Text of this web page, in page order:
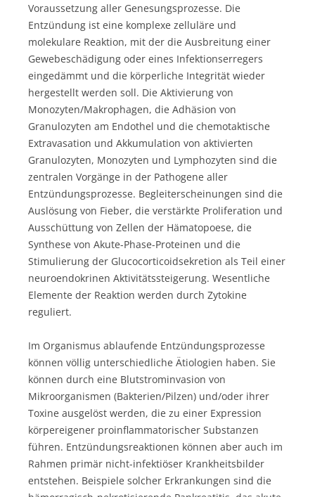
Voraussetzung aller Genesungsprozesse. Die
Entzündung ist eine komplexe zelluläre und
molekulare Reaktion, mit der die Ausbreitung einer
Gewebeschädigung oder eines Infektionserregers
eingedämmt und die körperliche Integrität wieder
hergestellt werden soll. Die Aktivierung von
Monozyten/Makrophagen, die Adhäsion von
Granulozyten am Endothel und die chemotaktische
Extravasation und Akkumulation von aktivierten
Granulozyten, Monozyten und Lymphozyten sind die
zentralen Vorgänge in der Pathogene aller
Entzündungsprozesse. Begleiterscheinungen sind die
Auslösung von Fieber, die verstärkte Proliferation und
Ausschüttung von Zellen der Hämatopoese, die
Synthese von Akute-Phase-Proteinen und die
Stimulierung der Glucocorticoidsekretion als Teil einer
neuroendokrinen Aktivitätssteigerung. Wesentliche
Elemente der Reaktion werden durch Zytokine
reguliert.
Im Organismus ablaufende Entzündungsprozesse
können völlig unterschiedliche Ätiologien haben. Sie
können durch eine Blutstrominvasion von
Mikroorganismen (Bakterien/Pilzen) und/oder ihrer
Toxine ausgelöst werden, die zu einer Expression
körpereigener proinflammatorischer Substanzen
führen. Entzündungsreaktionen können aber auch im
Rahmen primär nicht-infektiöser Krankheitsbilder
entstehen. Beispiele solcher Erkrankungen sind die